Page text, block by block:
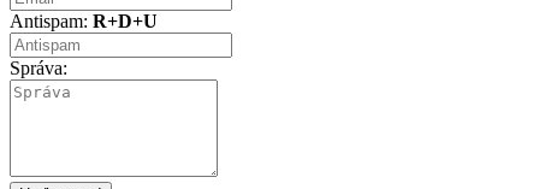
Antispam: R+D+U
Správa: